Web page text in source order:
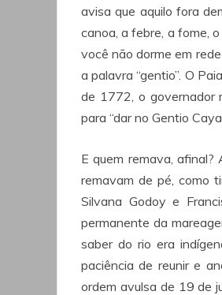
avisa que aquilo fora
canoa, a febre, a fome,
você não dorme em
a palavra “gentio”. O
de 1772, o governador
para “dar no Gentio
E quem remava, afinal?
remavam de pé, como
Silvana Godoy e
permanente da
saber do rio era
paciência de reunir e
ordem avulsa de 19 de